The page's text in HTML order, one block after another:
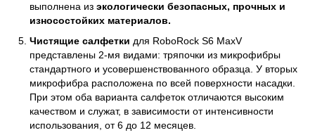
выполнена из экологически безопасных, прочных и
износостойких материалов.
Чистящие салфетки для RoboRock S6 MaxV
представлены 2-мя видами: тряпочки из микрофибры
стандартного и усовершенствованного образца. У вторых
микрофибра расположена по всей поверхности насадки.
При этом оба варианта салфеток отличаются высоким
качеством и служат, в зависимости от интенсивности
использования, от 6 до 12 месяцев.